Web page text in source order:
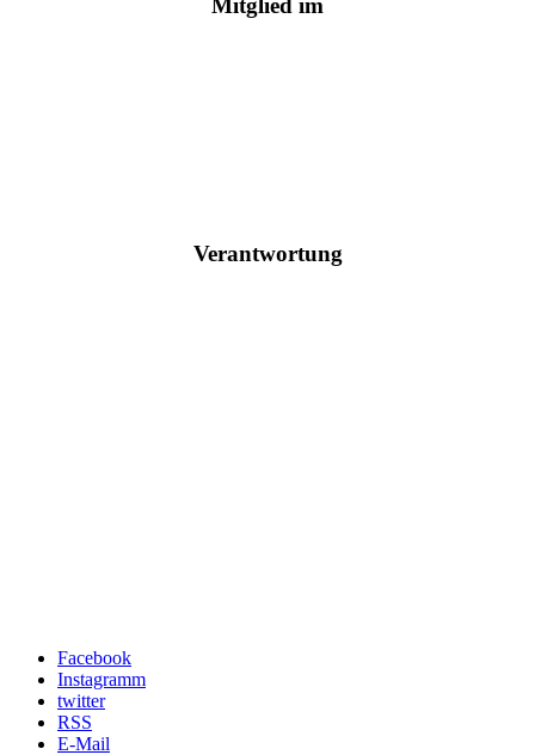
Mitglied im
Verantwortung
Facebook
Instagramm
twitter
RSS
E-Mail